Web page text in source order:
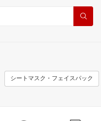
シートマスク・フェイスパック